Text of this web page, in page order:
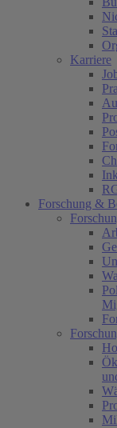
Karriere
Forschung &